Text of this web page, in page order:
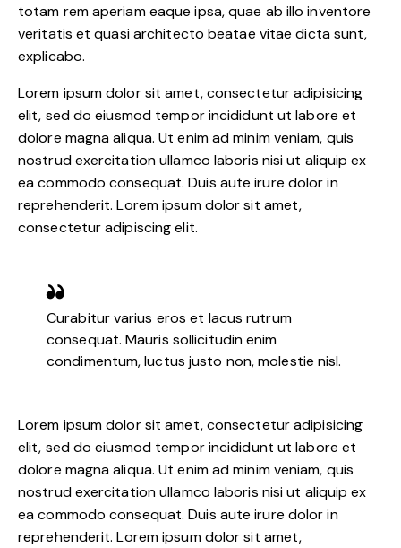
totam rem aperiam eaque ipsa, quae ab illo inventore
veritatis et quasi architecto beatae vitae dicta sunt,
explicabo.
Lorem ipsum dolor sit amet, consectetur adipisicing
elit, sed do eiusmod tempor incididunt ut labore et
dolore magna aliqua. Ut enim ad minim veniam, quis
nostrud exercitation ullamco laboris nisi ut aliquip ex
ea commodo consequat. Duis aute irure dolor in
reprehenderit. Lorem ipsum dolor sit amet,
consectetur adipiscing elit.
Curabitur varius eros et lacus rutrum
consequat. Mauris sollicitudin enim
condimentum, luctus justo non, molestie nisl.
Lorem ipsum dolor sit amet, consectetur adipisicing
elit, sed do eiusmod tempor incididunt ut labore et
dolore magna aliqua. Ut enim ad minim veniam, quis
nostrud exercitation ullamco laboris nisi ut aliquip ex
ea commodo consequat. Duis aute irure dolor in
reprehenderit. Lorem ipsum dolor sit amet,